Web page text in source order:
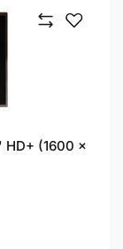
HD+ (1600 x